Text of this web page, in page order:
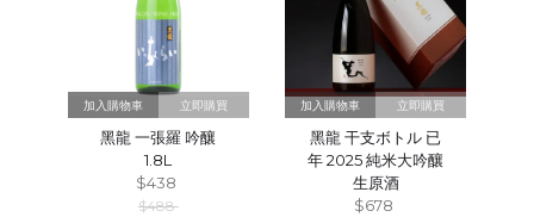
立即購買
黑龍 一張羅 吟釀
1.8L
$438
$488
立即購買
黑龍 干支ボトル 已
年 2025 純米大吟釀
生原酒
$678